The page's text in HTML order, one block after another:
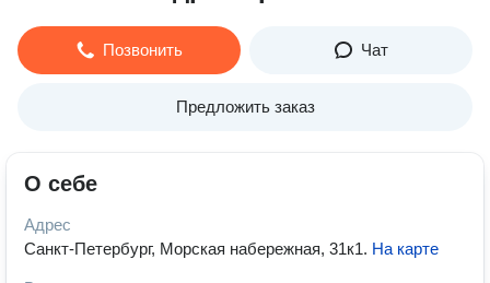
Позвонить Чат
Предложить заказ
О себе
Адрес
Санкт-Петербург, Морская набережная, 31к1. На карте